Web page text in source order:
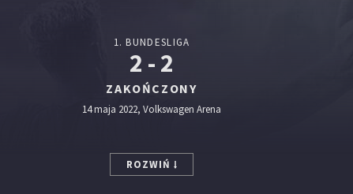
1. BUNDESLIGA
2 - 2
ZAKOŃCZONY
14 maja 2022, Volkswagen Arena
ROZWIŃ